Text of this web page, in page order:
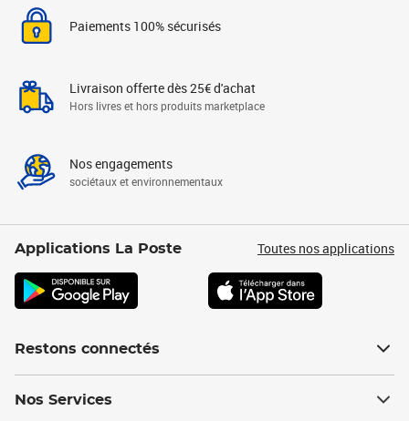
Paiements 100% sécurisés
Livraison offerte dès 25€ d'achat
Hors livres et hors produits marketplace
Nos engagements
sociétaux et environnementaux
Applications La Poste Toutes nos applications
Restons connectés
Nos Services